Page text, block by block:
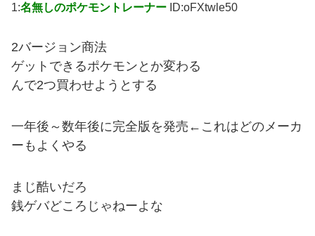
1:名無しのポケモントレーナー ID:oFXtwle50
2バージョン商法
ゲットできるポケモンとか変わる
んで2つ買わせようとする
一年後～数年後に完全版を発売←これはどのメーカ
ーもよくやる
まじ酷いだろ
銭ゲバどころじゃねーよな